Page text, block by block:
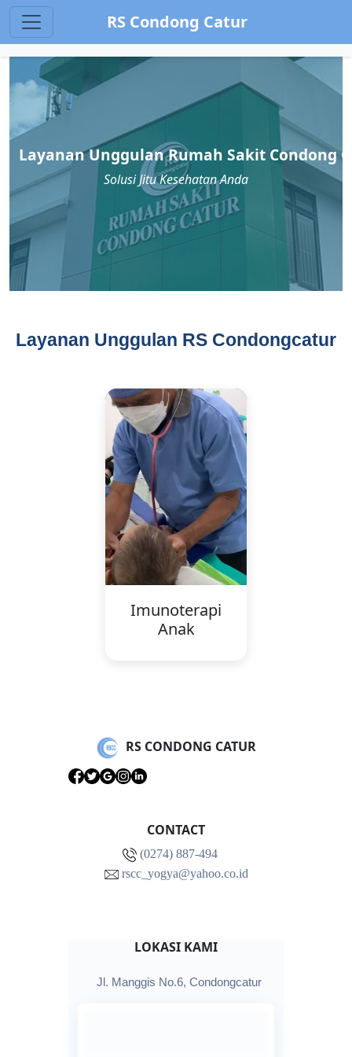
RS Condong Catur
Layanan Unggulan Rumah Sakit Condong
Solusi Jitu Kesehatan Anda
Layanan Unggulan RS Condongcatur
Imunoterapi
Anak
RS CONDONG CATUR
CONTACT
(0274) 887-494
rscc_yogya@yahoo.co.id
LOKASI KAMI
Jl. Manggis No.6, Condongcatur